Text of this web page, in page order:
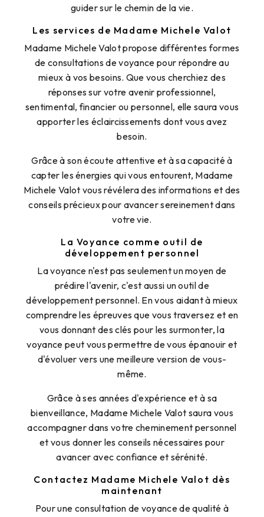
guider sur le chemin de la vie.
Les services de Madame Michele Valot
Madame Michele Valot propose différentes formes
de consultations de voyance pour répondre au
mieux à vos besoins. Que vous cherchiez des
réponses sur votre avenir professionnel,
sentimental, financier ou personnel, elle saura vous
apporter les éclaircissements dont vous avez
besoin.
Grâce à son écoute attentive et à sa capacité à
capter les énergies qui vous entourent, Madame
Michele Valot vous révélera des informations et des
conseils précieux pour avancer sereinement dans
votre vie.
La Voyance comme outil de
développement personnel
La voyance n'est pas seulement un moyen de
prédire l'avenir, c'est aussi un outil de
développement personnel. En vous aidant à mieux
comprendre les épreuves que vous traversez et en
vous donnant des clés pour les surmonter, la
voyance peut vous permettre de vous épanouir et
d'évoluer vers une meilleure version de vous-
même.
Grâce à ses années d'expérience et à sa
bienveillance, Madame Michele Valot saura vous
accompagner dans votre cheminement personnel
et vous donner les conseils nécessaires pour
avancer avec confiance et sérénité.
Contactez Madame Michele Valot dès
maintenant
Pour une consultation de voyance de qualité à